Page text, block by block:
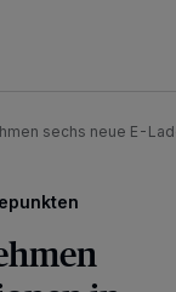
sechs neue E-